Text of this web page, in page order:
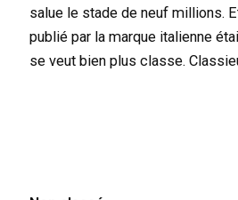
salue le stade de neuf millions.
publié par la marque italienne
se veut bien plus classe.